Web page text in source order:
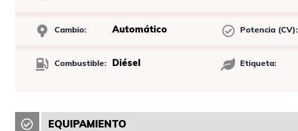
Cambio: Automático Potencia (CV):
Combustible: Diésel Etiqueta:
EQUIPAMIENTO